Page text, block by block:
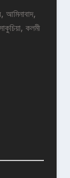
আমিনাবাদ,
কলমী